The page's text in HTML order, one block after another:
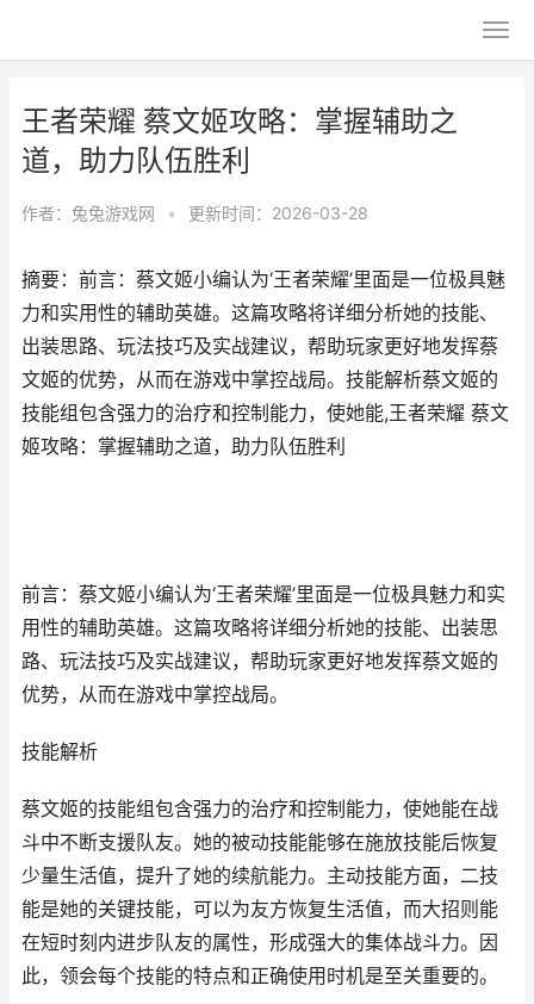
王者荣耀 蔡文姬攻略：掌握辅助之
道，助力队伍胜利
作者： 兔兔游戏网 • 更新时间：2026-03-28
摘要：前言：蔡文姬小编认为‘王者荣耀’里面是一位极具魅
力和实用性的辅助英雄。这篇攻略将详细分析她的技能、
出装思路、玩法技巧及实战建议，帮助玩家更好地发挥蔡
文姬的优势，从而在游戏中掌控战局。技能解析蔡文姬的
技能组包含强力的治疗和控制能力，使她能,王者荣耀 蔡文
姬攻略：掌握辅助之道，助力队伍胜利
前言：蔡文姬小编认为‘王者荣耀’里面是一位极具魅力和实
用性的辅助英雄。这篇攻略将详细分析她的技能、出装思
路、玩法技巧及实战建议，帮助玩家更好地发挥蔡文姬的
优势，从而在游戏中掌控战局。
技能解析
蔡文姬的技能组包含强力的治疗和控制能力，使她能在战
斗中不断支援队友。她的被动技能能够在施放技能后恢复
少量生活值，提升了她的续航能力。主动技能方面，二技
能是她的关键技能，可以为友方恢复生活值，而大招则能
在短时刻内进步队友的属性，形成强大的集体战斗力。因
此，领会每个技能的特点和正确使用时机是至关重要的。